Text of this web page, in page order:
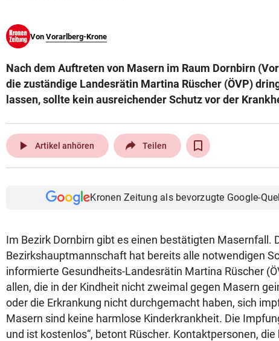
© Krone Multimedia GmbH & Co KG 2026
Von Vorarlberg-Krone
Nach dem Auftreten von Masern im Raum Dornbirn
die zuständige Landesrätin Martina Rüscher (ÖVP)
lassen, sollte kein ausreichender Schutz vor der
play_arrow Artikel anhören Teilen
Kronen Zeitung als bevorzugte Google-
Im Bezirk Dornbirn gibt es einen bestätigten Masernfall.
Bezirkshauptmannschaft hat bereits alle notwendigen
informierte Gesundheits-Landesrätin Martina Rüscher
allen, die in der Kindheit nicht zweimal gegen Masern
oder die Erkrankung nicht durchgemacht haben, sich
Masern sind keine harmlose Kinderkrankheit. Die
und ist kostenlos“, betont Rüscher. Kontaktpersonen,